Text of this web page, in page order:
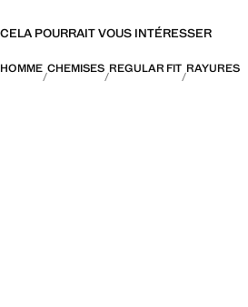
CELA POURRAIT VOUS INTÉRESSER
HOMME CHEMISES REGULAR FIT RAYURES